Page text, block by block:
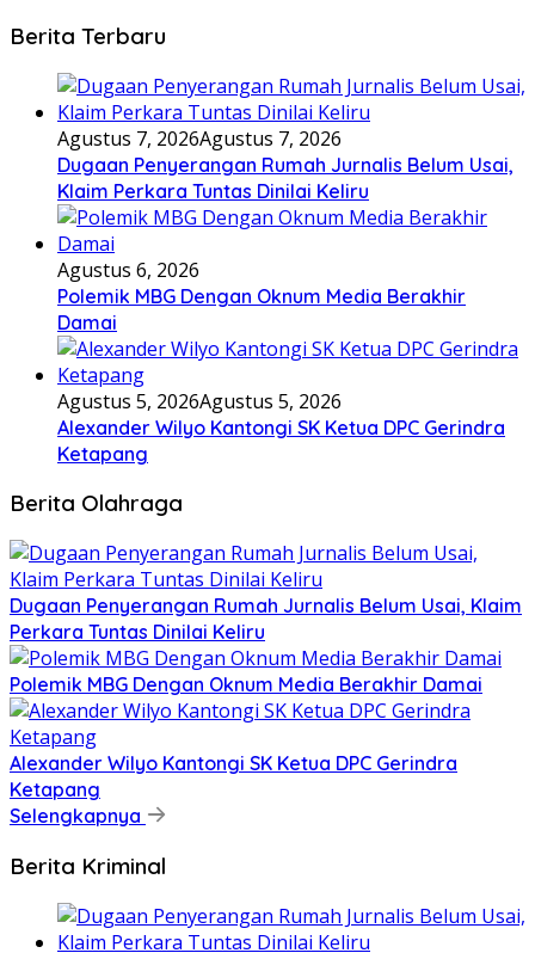
Berita Terbaru
Agustus 7, 2026Agustus 7, 2026
Dugaan Penyerangan Rumah Jurnalis Belum Usai,
Klaim Perkara Tuntas Dinilai Keliru
Agustus 6, 2026
Polemik MBG Dengan Oknum Media Berakhir
Damai
Agustus 5, 2026Agustus 5, 2026
Alexander Wilyo Kantongi SK Ketua DPC Gerindra
Ketapang
Berita Olahraga
Dugaan Penyerangan Rumah Jurnalis Belum Usai, Klaim
Perkara Tuntas Dinilai Keliru
Polemik MBG Dengan Oknum Media Berakhir Damai
Alexander Wilyo Kantongi SK Ketua DPC Gerindra
Ketapang
Selengkapnya
Berita Kriminal